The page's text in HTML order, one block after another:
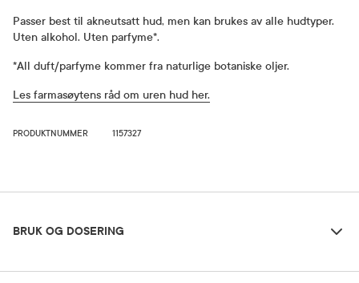
Passer best til akneutsatt hud, men kan brukes av alle hudtyper.
Uten alkohol. Uten parfyme*.
*All duft/parfyme kommer fra naturlige botaniske oljer.
Les farmasøytens råd om uren hud her.
PRODUKTNUMMER 1157327
BRUK OG DOSERING